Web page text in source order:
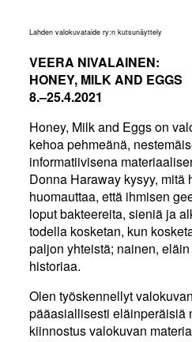
Lahden valokuvataide ry:n kutsunäyttely
VEERA NIVALAINEN:
HONEY, MILK AND EGGS
8.–25.4.2021
Honey, Milk and Eggs on
kehoa pehmeänä,
informatiivisena
Donna Haraway kysyy,
huomauttaa, että ihmisen
loput bakteereita, sieniä ja
todella kosketan, kun
paljon yhteistä; nainen,
historiaa.
Olen työskennellyt
pääasiallisesti eläinperäisiä
kiinnostus valokuvan